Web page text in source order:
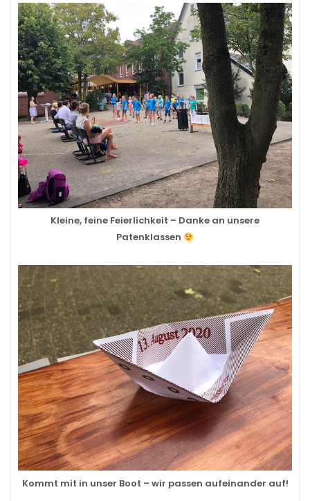
Kleine, feine Feierlichkeit – Danke an unsere
Patenklassen
Kommt mit in unser Boot – wir passen aufeinander auf!